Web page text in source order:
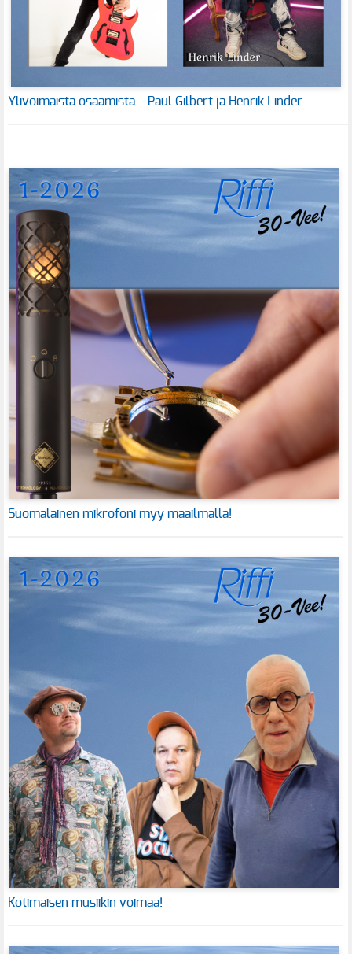
Ylivoimaista osaamista – Paul Gilbert ja Henrik Linder
Suomalainen mikrofoni myy maailmalla!
Kotimaisen musiikin voimaa!